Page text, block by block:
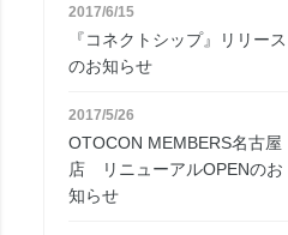
2017/6/15
『コネクトシップ』リリース
のお知らせ
2017/5/26
OTOCON MEMBERS名古屋
店 リニューアルOPENのお
知らせ